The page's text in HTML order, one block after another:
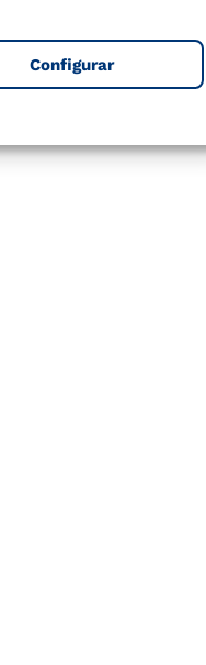
Configurar